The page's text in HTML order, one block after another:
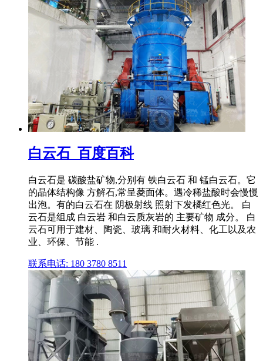
白云石_百度百科
白云石是 碳酸盐矿物,分别有 铁白云石 和 锰白云石。它
的晶体结构像 方解石,常呈菱面体。遇冷稀盐酸时会慢慢
出泡。有的白云石在 阴极射线 照射下发橘红色光。 白
云石是组成 白云岩 和白云质灰岩的 主要矿物 成分。 白
云石可用于建材、陶瓷、玻璃 和耐火材料、化工以及农
业、环保、节能 .
联系电话: 180 3780 8511